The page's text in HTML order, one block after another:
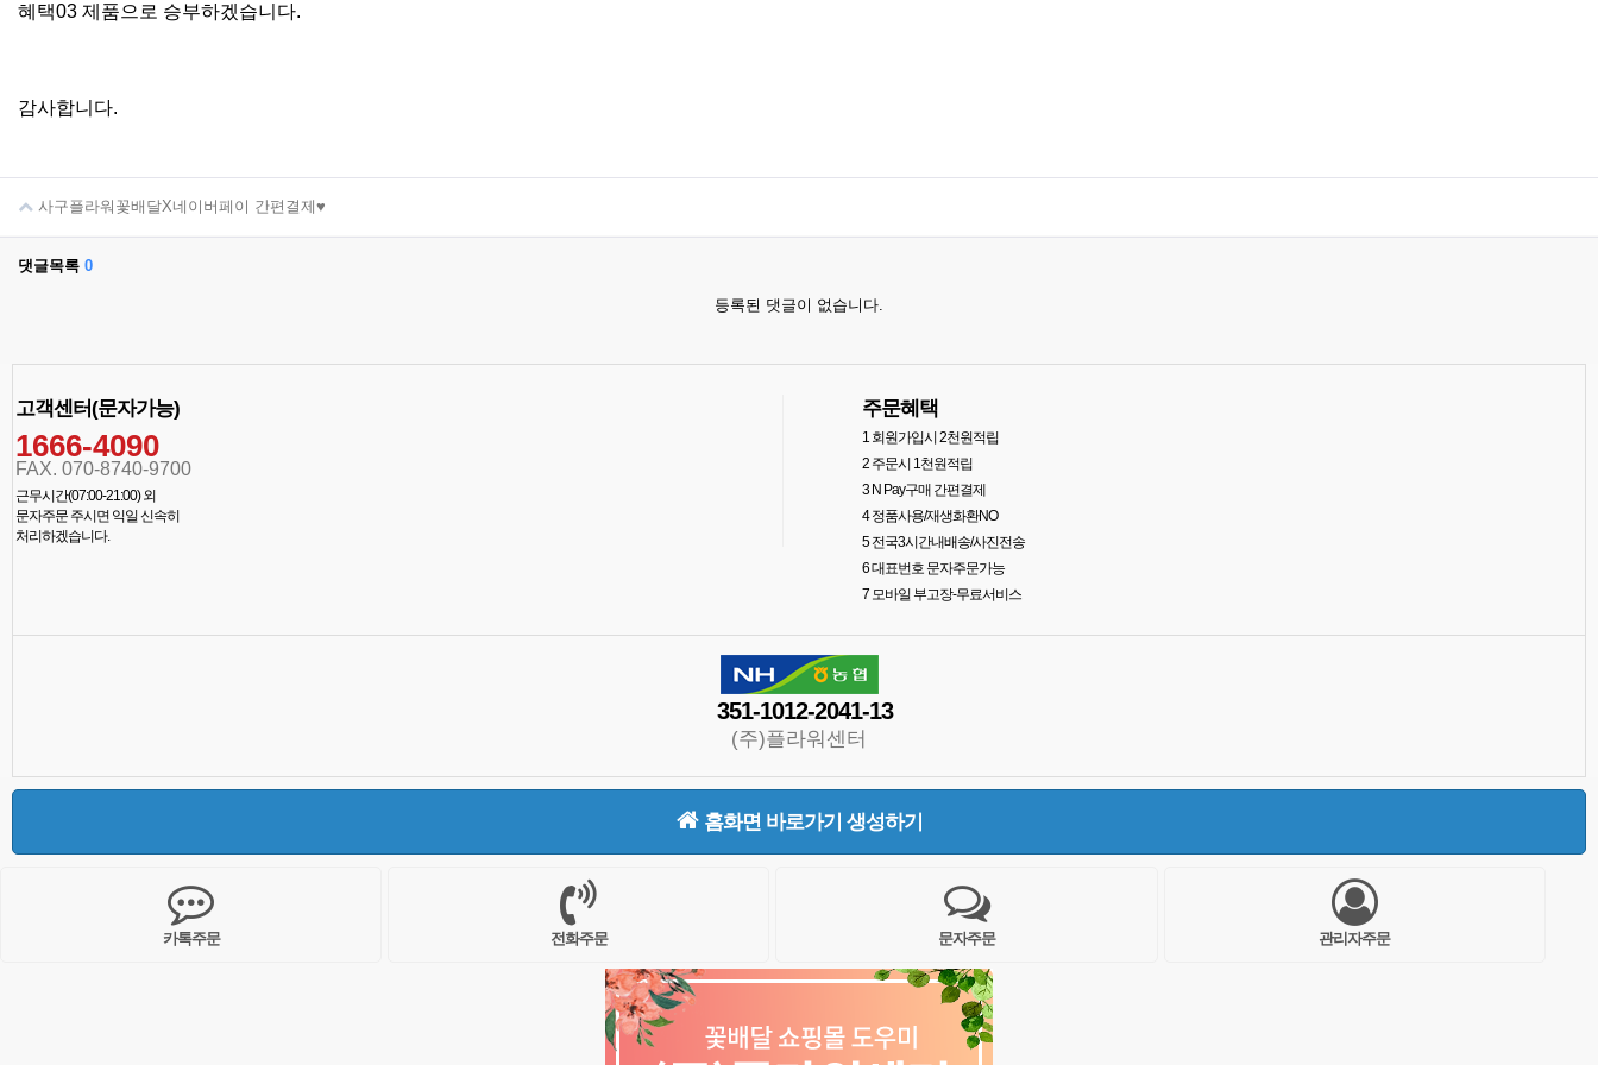
혜택03 제품으로 승부하겠습니다.
감사합니다.
사구플라워꽃배달X네이버페이 간편결제♥
댓글목록 0
등록된 댓글이 없습니다.
고객센터(문자가능)
1666-4090
FAX. 070-8740-9700
근무시간(07:00-21:00) 외
문자주문 주시면 익일 신속히
처리하겠습니다.
주문혜택
1회원가입시 2천원적립
2주문시 1천원적립
3N Pay구매 간편결제
4정품사용/재생화환NO
5전국3시간내배송/사진전송
6대표번호 문자주문가능
7모바일 부고장-무료서비스
351-1012-2041-13
(주)플라워센터
홈화면 바로가기 생성하기
카톡주문 전화주문 문자주문 관리자주문